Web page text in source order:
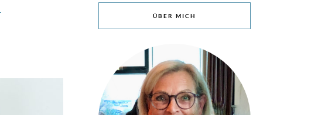
ÜBER MICH